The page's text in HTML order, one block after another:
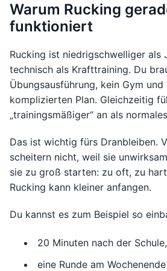
Warum Rucking
funktioniert
Rucking ist niedrigschwelliger als
technisch als Krafttraining. Du
Übungsausführung, kein Gym und
komplizierten Plan. Gleichzeitig
„trainingsmäßiger“ an als
Das ist wichtig fürs Dranbleiben.
scheitern nicht, weil sie
sie zu groß starten: zu oft, zu
Rucking kann kleiner anfangen.
Du kannst es zum Beispiel so
20 Minuten nach der
eine Runde am